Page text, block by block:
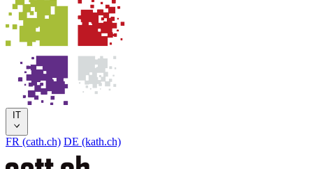
IT
FR (cath.ch) DE (kath.ch)